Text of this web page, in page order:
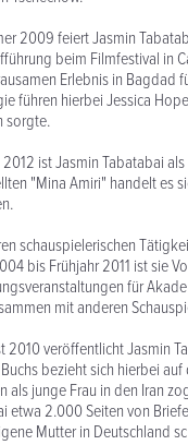
2009 feiert Jasmin
beim Filmfestival in
Erlebnis in Bagdad
führen hierbei Jessica
sorgte.
ist Jasmin Tabatabai
"Mina Amiri" handelt es
schauspielerischen
bis Frühjahr 2011 ist sie
für
mit anderen
2010 veröffentlicht Jasmin
bezieht sich hierbei
als junge Frau in den Iran
etwa 2.000 Seiten von
Mutter in Deutschland